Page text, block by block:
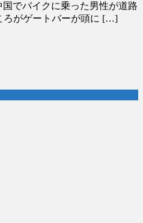
国でバイクに乗った男性が道路
ろがゲートバーが頭に […]